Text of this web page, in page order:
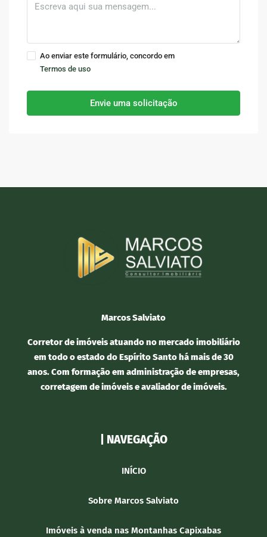
Ao enviar este formulário, concordo em
Termos de uso
Envie uma solicitação
Marcos Salviato
Corretor de imóveis atuando no mercado imobiliário
em todo o estado do Espírito Santo há mais de 30
anos. Com formação em administração de empresas,
corretagem de imóveis e avaliador de imóveis.
| NAVEGAÇÃO
INÍCIO
Sobre Marcos Salviato
Imóveis à venda nas Montanhas Capixabas